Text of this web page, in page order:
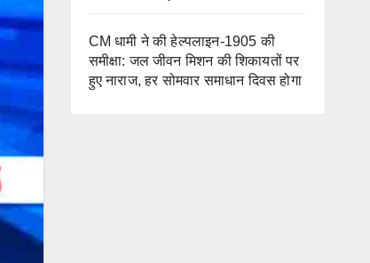
CM धामी ने की हेल्पलाइन-1905 की
समीक्षा: जल जीवन मिशन की शिकायतों पर
हुए नाराज, हर सोमवार समाधान दिवस होगा